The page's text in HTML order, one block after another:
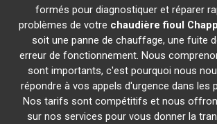
formés pour diagnostiquer et réparer
problèmes de votre chaudière fioul
soit une panne de chauffage, une fuite
erreur de fonctionnement. Nous
sont importants, c'est pourquoi nous
répondre à vos appels d'urgence dans les
Nos tarifs sont compétitifs et nous
sur nos services pour vous donner la